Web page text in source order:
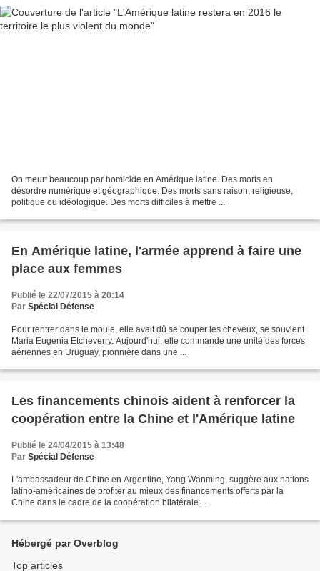
On meurt beaucoup par homicide en Amérique latine. Des morts en
désordre numérique et géographique. Des morts sans raison, religieuse,
politique ou idéologique. Des morts difficiles à mettre ...
En Amérique latine, l'armée apprend à faire une
place aux femmes
Publié le 22/07/2015 à 20:14
Par Spécial Défense
Pour rentrer dans le moule, elle avait dû se couper les cheveux, se souvient
Maria Eugenia Etcheverry. Aujourd'hui, elle commande une unité des forces
aériennes en Uruguay, pionnière dans une ...
Les financements chinois aident à renforcer la
coopération entre la Chine et l'Amérique latine
Publié le 24/04/2015 à 13:48
Par Spécial Défense
L'ambassadeur de Chine en Argentine, Yang Wanming, suggère aux nations
latino-américaines de profiter au mieux des financements offerts par la
Chine dans le cadre de la coopération bilatérale ...
Hébergé par Overblog
Top articles